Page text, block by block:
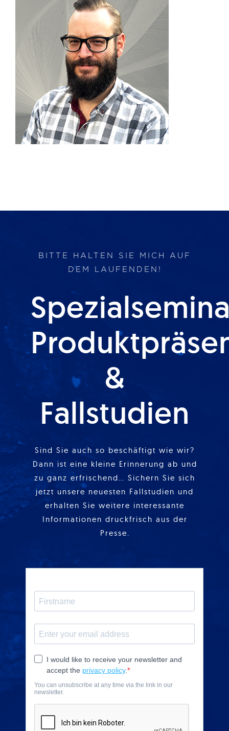
Produkte
Services
Auftragslabor
Über uns
Nachrichten & Blog-Artikel
BITTE HALTEN SIE MICH AUF
DEM LAUFENDEN!
&
Fallstudien
Sind Sie auch so beschäftigt wie wir?
Dann ist eine kleine Erinnerung ab und
zu ganz erfrischend… Sichern Sie sich
jetzt unsere neuesten Fallstudien und
erhalten Sie weitere interessante
Informationen druckfrisch aus der
Presse.